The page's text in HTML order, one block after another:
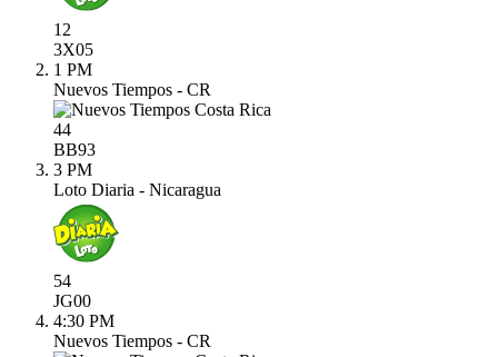
12
3X05
1 PM
Nuevos Tiempos - CR
44
BB93
3 PM
Loto Diaria - Nicaragua
54
JG00
4:30 PM
Nuevos Tiempos - CR